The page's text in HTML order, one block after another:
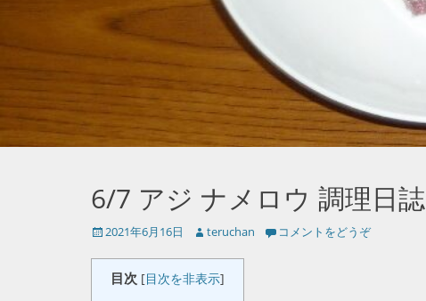
6/7 アジ ナメロウ 調理日誌
投
日
2021年6月16日
投
者
teruchan コメントをどうぞ
目次 [目次を非表示]